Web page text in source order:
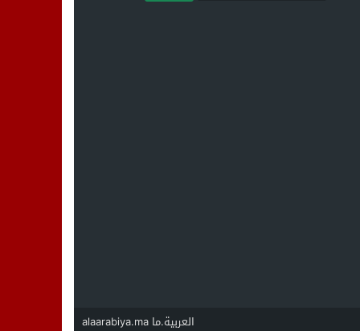
العربية.ما alaarabiya.ma